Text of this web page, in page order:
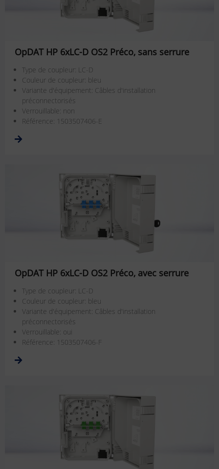
OpDAT HP 6xLC-D OS2 Préco, sans serrure
Type de coupleur: LC-D
Couleur de coupleur: bleu
Variante d'équipement: Câbles d'installation
préconnectorisés
Verrouillable: non
Référence: 1503507406-E
OpDAT HP 6xLC-D OS2 Préco, avec serrure
Type de coupleur: LC-D
Couleur de coupleur: bleu
Variante d'équipement: Câbles d'installation
préconnectorisés
Verrouillable: oui
Référence: 1503507406-F